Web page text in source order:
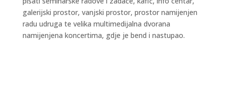
galerijski prostor, vanjski prostor, prostor namijenjen
radu udruga te velika multimedijalna dvorana
namijenjena koncertima, gdje je bend i nastupao.